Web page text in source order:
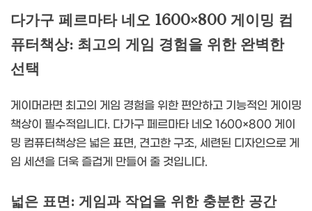
다가구 페르마타 네오 1600×800 게이밍 컴
퓨터책상: 최고의 게임 경험을 위한 완벽한
선택
게이머라면 최고의 게임 경험을 위한 편안하고 기능적인 게이밍
책상이 필수적입니다. 다가구 페르마타 네오 1600×800 게이
밍 컴퓨터책상은 넓은 표면, 견고한 구조, 세련된 디자인으로 게
임 세션을 더욱 즐겁게 만들어 줄 것입니다.
넓은 표면: 게임과 작업을 위한 충분한 공간